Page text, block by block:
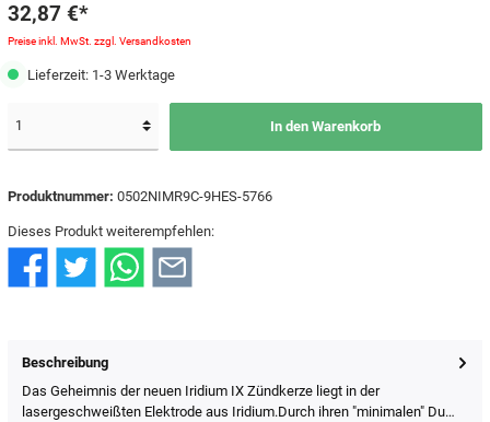
32,87 €*
Preise inkl. MwSt. zzgl. Versandkosten
Lieferzeit: 1-3 Werktage
In den Warenkorb
Produktnummer: 0502NIMR9C-9HES-5766
Dieses Produkt weiterempfehlen:
Beschreibung
Das Geheimnis der neuen Iridium IX Zündkerze liegt in der
lasergeschweißten Elektrode aus Iridium.Durch ihren "minimalen" Du…